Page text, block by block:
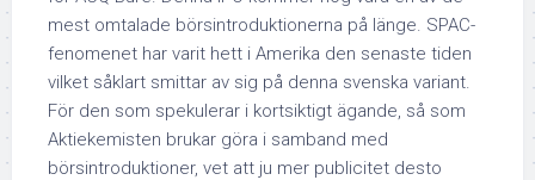
mest omtalade börsintroduktionerna på länge. SPAC-
fenomenet har varit hett i Amerika den senaste tiden
vilket såklart smittar av sig på denna svenska variant.
För den som spekulerar i kortsiktigt ägande, så som
Aktiekemisten brukar göra i samband med
börsintroduktioner, vet att ju mer publicitet desto